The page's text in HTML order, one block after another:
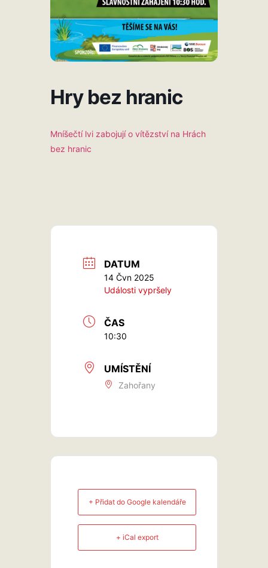
Hry bez hranic
Mníšečtí lvi zabojují o vítězství na Hrách
bez hranic
DATUM
14 Čvn 2025
Události vypršely
ČAS
10:30
UMÍSTĚNÍ
Zahořany
+ Přidat do Google kalendáře
+ iCal export